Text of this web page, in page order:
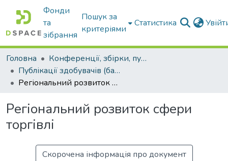
Фонди
та
зібрання
Пошук за
критеріями
Статистика
Головна
Конференції, збірки, публікації молодих вчених і здобувачів : магістрів, бакалаврів, аспірантів.
Публікації здобувачів (бакалаврів. магістрів, аспірантів)
Регіональний розвиток сфери торгівлі
Регіональний розвиток сфери
торгівлі
Скорочена інформація про документ